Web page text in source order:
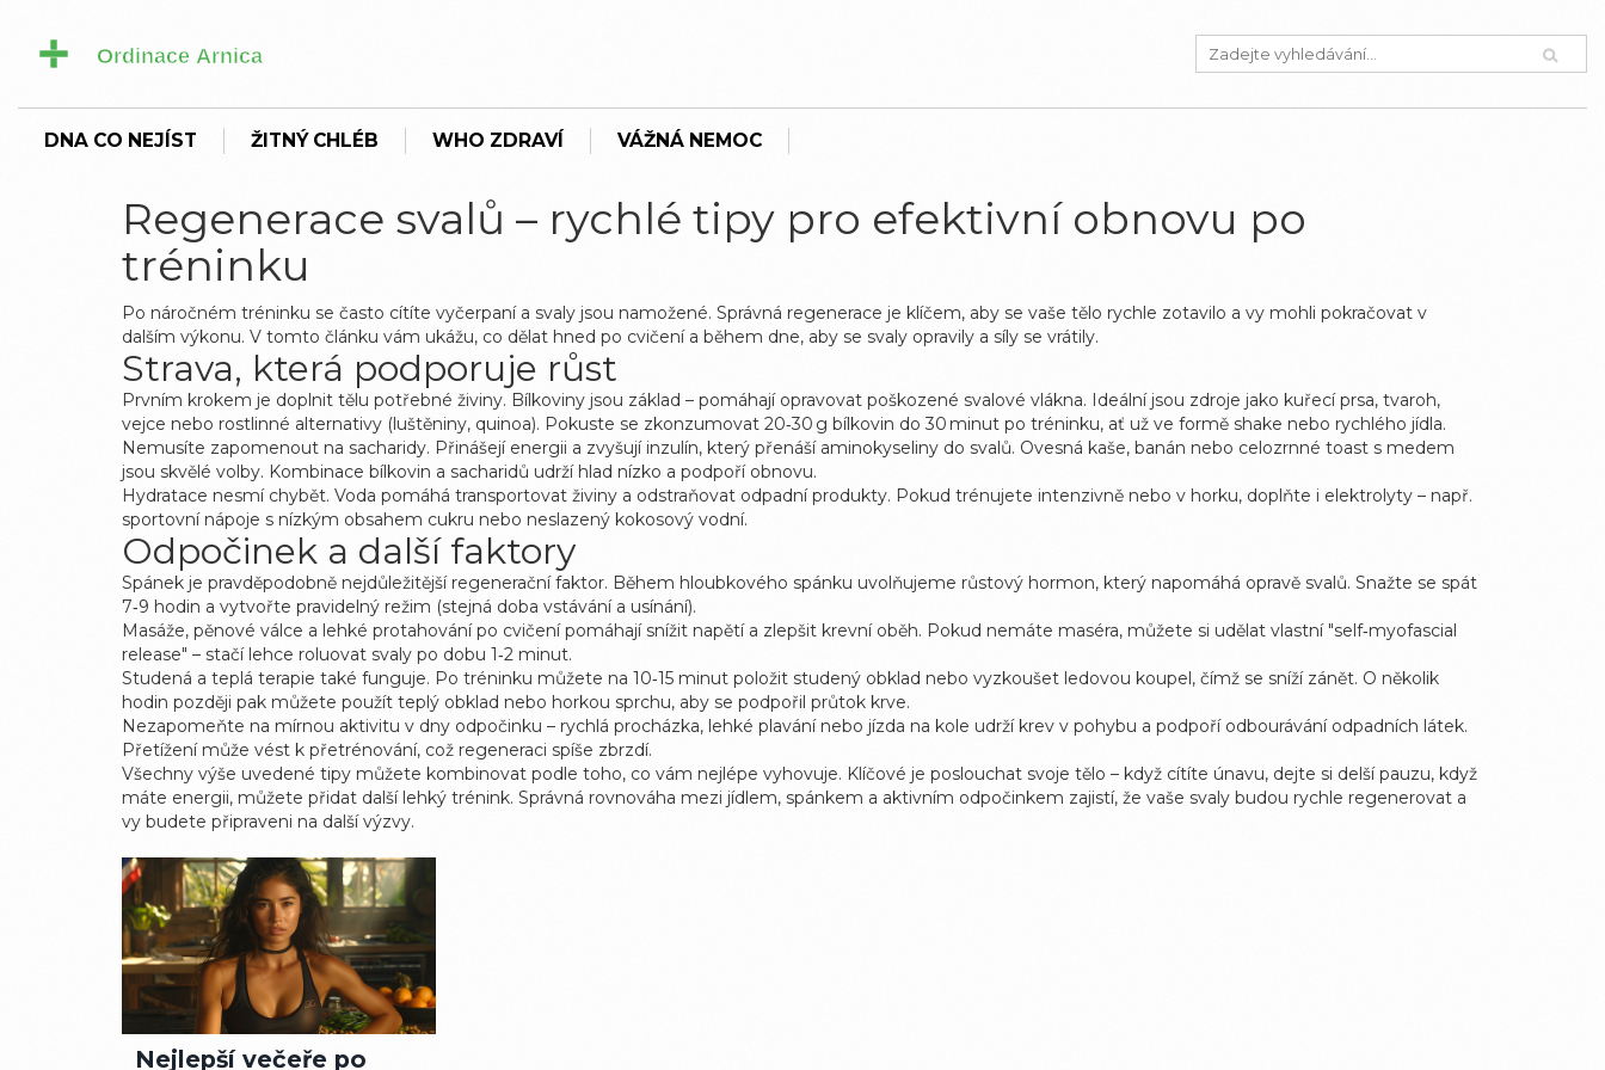
DNA CO NEJÍST ŽITNÝ CHLÉB WHO ZDRAVÍ VÁŽNÁ NEMOC
Regenerace svalů – rychlé tipy pro efektivní obnovu po
tréninku
Po náročném tréninku se často cítíte vyčerpaní a svaly jsou namožené. Správná regenerace je klíčem, aby se vaše tělo rychle zotavilo a vy mohli pokračovat v
dalším výkonu. V tomto článku vám ukážu, co dělat hned po cvičení a během dne, aby se svaly opravily a síly se vrátily.
Strava, která podporuje růst
Prvním krokem je doplnit tělu potřebné živiny. Bílkoviny jsou základ – pomáhají opravovat poškozené svalové vlákna. Ideální jsou zdroje jako kuřecí prsa, tvaroh,
vejce nebo rostlinné alternativy (luštěniny, quinoa). Pokuste se zkonzumovat 20‑30 g bílkovin do 30 minut po tréninku, ať už ve formě shake nebo rychlého jídla.
Nemusíte zapomenout na sacharidy. Přinášejí energii a zvyšují inzulín, který přenáší aminokyseliny do svalů. Ovesná kaše, banán nebo celozrnné toast s medem
jsou skvělé volby. Kombinace bílkovin a sacharidů udrží hlad nízko a podpoří obnovu.
Hydratace nesmí chybět. Voda pomáhá transportovat živiny a odstraňovat odpadní produkty. Pokud trénujete intenzivně nebo v horku, doplňte i elektrolyty – např.
sportovní nápoje s nízkým obsahem cukru nebo neslazený kokosový vodní.
Odpočinek a další faktory
Spánek je pravděpodobně nejdůležitější regenerační faktor. Během hloubkového spánku uvolňujeme růstový hormon, který napomáhá opravě svalů. Snažte se spát
7‑9 hodin a vytvořte pravidelný režim (stejná doba vstávání a usínání).
Masáže, pěnové válce a lehké protahování po cvičení pomáhají snížit napětí a zlepšit krevní oběh. Pokud nemáte maséra, můžete si udělat vlastní "self‑myofascial
release" – stačí lehce roluovat svaly po dobu 1‑2 minut.
Studená a teplá terapie také funguje. Po tréninku můžete na 10‑15 minut položit studený obklad nebo vyzkoušet ledovou koupel, čímž se sníží zánět. O několik
hodin později pak můžete použít teplý obklad nebo horkou sprchu, aby se podpořil průtok krve.
Nezapomeňte na mírnou aktivitu v dny odpočinku – rychlá procházka, lehké plavání nebo jízda na kole udrží krev v pohybu a podpoří odbourávání odpadních látek.
Přetížení může vést k přetrénování, což regeneraci spíše zbrzdí.
Všechny výše uvedené tipy můžete kombinovat podle toho, co vám nejlépe vyhovuje. Klíčové je poslouchat svoje tělo – když cítíte únavu, dejte si delší pauzu, když
máte energii, můžete přidat další lehký trénink. Správná rovnováha mezi jídlem, spánkem a aktivním odpočinkem zajistí, že vaše svaly budou rychle regenerovat a
vy budete připraveni na další výzvy.
Nejlepší večeře po